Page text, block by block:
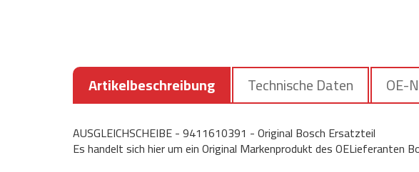
Artikelbeschreibung Technische Daten OE-
AUSGLEICHSCHEIBE - 9411610391 - Original Bosch Ersatzteil
Es handelt sich hier um ein Original Markenprodukt des OELieferanten